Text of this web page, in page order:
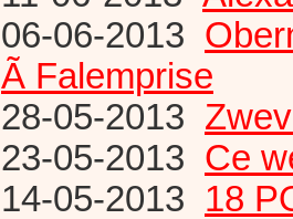
06-06-2013
Ã Falemprise
28-05-2013
23-05-2013 Ce
14-05-2013 18